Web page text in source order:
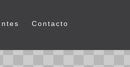
Contacto